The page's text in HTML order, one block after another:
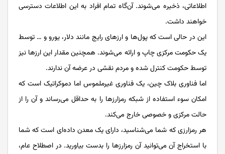
اطلاعاتی، ذخیره می‌شوند. آن‌گاه تمام افراد به این اطلاعات دسترسی
خواهند داشت.
این در حالی است که پول‌ها و ارزهای رایج مانند دلار، یورو و … توسط
یک حکومت مرکزی چاپ و ارائه می‌شوند. همچنین مقدار این ارزها نیز
توسط حکومت کنترل شده و مردم نقشی در عرضه آن ندارند.
اما فناوری بلاک چین، یک فناوری غیرملموس اما دموکراتیک است که
امکان سوء‌ استفاده از شبکه رمزارزها را به حداقل می‌رساند و آن را از
حالت مرکزی و خصوصی خارج می‌کند.
هر رمزارزی که شما می‌شناسید، دارای یک معدن داده‌ای است که شما
با استخراج آن‌ می‌توانید آن رمزارزها را بدست بیاورید. در اصطلاح عام،